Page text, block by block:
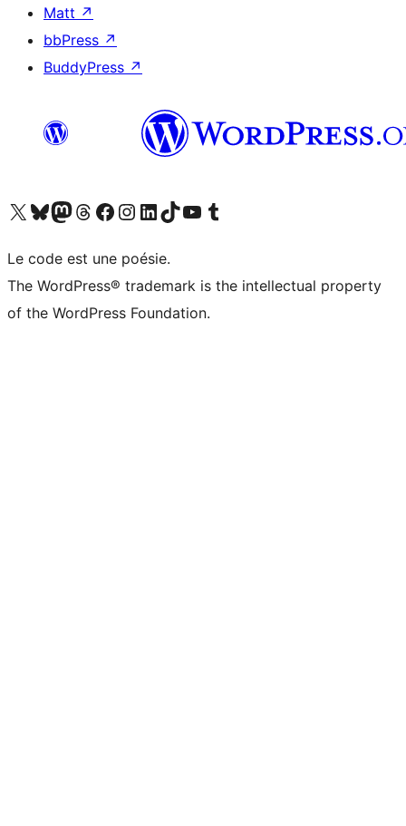
Matt ↗
bbPress ↗
BuddyPress ↗
Visitez notre compte X (précédemment Twitter)
Visiter notre compte Bluesky
Visiter notre compte Mastodon
Visiter notre compte Threads
Consulter notre compte Facebook
Consulter notre compte Instagram
Consulter notre compte LinkedIn
Visiter notre compte TokTok
Visiter notre chaîne YouTube
Visiter notre compte Tumblr
Le code est une poésie.
The WordPress® trademark is the intellectual property
of the WordPress Foundation.